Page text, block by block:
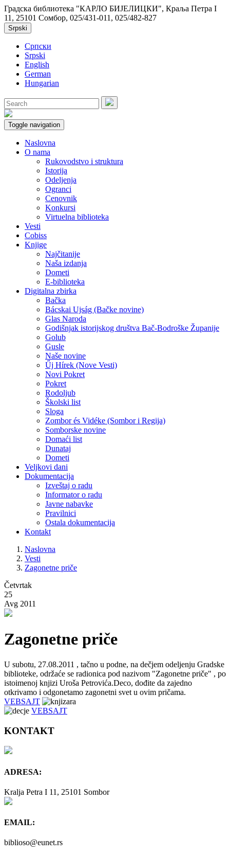
Градска библиотека "КАРЛО БИЈЕЛИЦКИ", Краља Петра I
11, 25101 Сомбор, 025/431-011, 025/482-827
Srpski
Српски
Srpski
English
German
Hungarian
Toggle navigation
Naslovna
O nama
Rukovodstvo i struktura
Istorija
Odeljenja
Ogranci
Cenovnik
Konkursi
Virtuelna biblioteka
Vesti
Cobiss
Knjige
Najčitanije
Naša izdanja
Dometi
E-biblioteka
Digitalna zbirka
Bačka
Bácskai Ujság (Bačke novine)
Glas Naroda
Godišnjak istorijskog društva Bač-Bodroške Županije
Golub
Gusle
Naše novine
Űj Hírek (Nove Vesti)
Novi Pokret
Pokret
Rodoljub
Školski list
Sloga
Zombor és Vidéke (Sombor i Regija)
Somborske novine
Domaći list
Dunataj
Dometi
Veljkovi dani
Dokumentacija
Izveštaj o radu
Informator o radu
Javne nabavke
Pravilnici
Ostala dokumentacija
Kontakt
Naslovna
Vesti
Zagonetne priče
Četvrtak
25
Avg 2011
Zagonetne priče
U subotu, 27.08.2011 , tačno u podne, na dečjem odeljenju Gradske
biblioteke, održaće se radionica pod nazivom "Zagonetne priče" , po
istoimenoj knjizi Uroša Petrovića.Deco, dođite da zajedno
otkrivamo i odgonetamo zagonetni svet u ovim pričama.
VEBSAJT
VEBSAJT
KONTAKT
ADRESA:
Kralja Petra I 11, 25101 Sombor
EMAIL:
biblioso@eunet.rs